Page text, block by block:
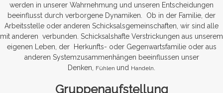
werden in unserer Wahrnehmung und unseren Entscheidungen
beeinflusst durch verborgene Dynamiken. Ob in der Familie, der
Arbeitsstelle oder anderen Schicksalsgemeinschaften, wir sind alle
mit anderen verbunden. Schicksalshafte Verstrickungen aus unserem
eigenen Leben, der Herkunfts- oder Gegenwartsfamilie oder aus
anderen Systemzusammenhängen beeinflussen unser
Denken,
Fühlen und Handeln
Gruppenaufstellung